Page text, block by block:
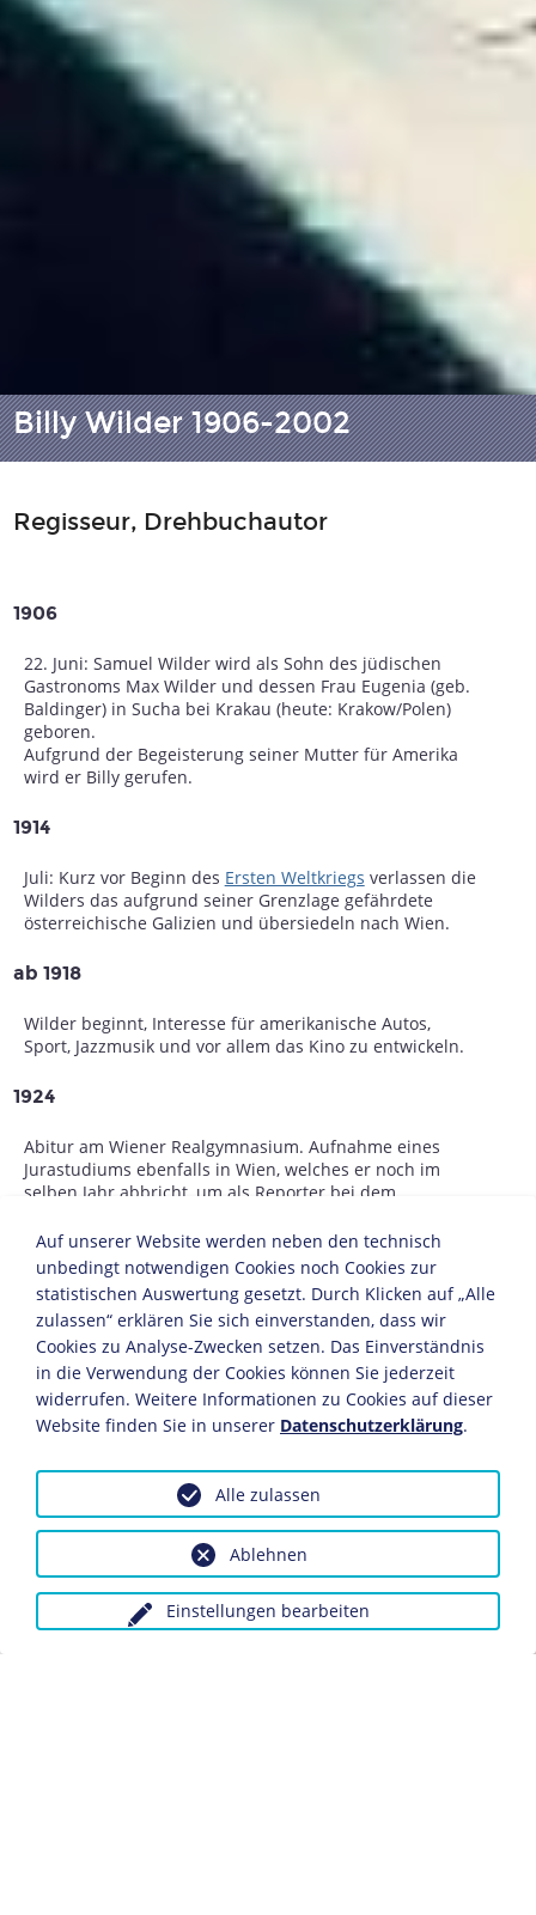
Billy Wilder 1906-2002
Regisseur, Drehbuchautor
1906
22. Juni: Samuel Wilder wird als Sohn des jüdischen
Gastronoms Max Wilder und dessen Frau Eugenia (geb.
Baldinger) in Sucha bei Krakau (heute: Krakow/Polen)
geboren.
Aufgrund der Begeisterung seiner Mutter für Amerika
wird er Billy gerufen.
1914
Juli: Kurz vor Beginn des Ersten Weltkriegs verlassen die
Wilders das aufgrund seiner Grenzlage gefährdete
österreichische Galizien und übersiedeln nach Wien.
ab 1918
Wilder beginnt, Interesse für amerikanische Autos,
Sport, Jazzmusik und vor allem das Kino zu entwickeln.
1924
Abitur am Wiener Realgymnasium. Aufnahme eines
Jurastudiums ebenfalls in Wien, welches er noch im
selben Jahr abbricht, um als Reporter bei dem
1926
Wilder geht in das während derWeimarer Republik
kulturell blühende Berlin.
Bekanntschaft u.a. mitEgon Erwin Kisch,Erich Maria
RemarqueundKlabund
1929
Wilder findet eine erste Beschäftigung als
Drehbuchautor und etabliert sich mit dem Film
"Menschen am Sonntag". Daraufhin wird er bei der
(UFA) angestellt und entwickelt sich
zu einem ihrer wichtigsten Autoren.
1933
Auf unserer Website werden neben den technisch
unbedingt notwendigen Cookies noch Cookies zur
statistischen Auswertung gesetzt. Durch Klicken auf „Alle
zulassen“ erklären Sie sich einverstanden, dass wir
Cookies zu Analyse-Zwecken setzen. Das Einverständnis
in die Verwendung der Cookies können Sie jederzeit
widerrufen. Weitere Informationen zu Cookies auf dieser
Website finden Sie in unserer Datenschutzerklärung.
Einstellungen bearbeiten
Ablehnen
Alle zulassen